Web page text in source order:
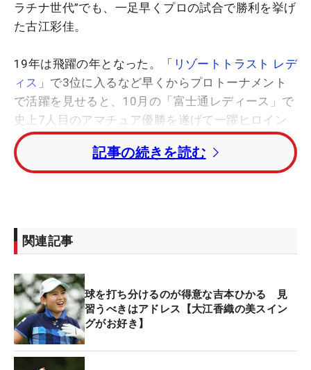
ラチナ世代”でも、一足早くプロの試合で勝利を挙げ
た古江彩佳。
19年は飛躍の年となった。「 リゾートトラスト レデ
ィス 」で3位に入るなど早くからプロトーナメント
で活躍を見せると、10月の「富士通レディース」で
史上7人目のアマチュア優勝を遂げて一躍ヒロイン
に。プロテスト免除で日本女子プロゴルフ協会に入
会、最終戦のメジャーでも2位に入るなど大活躍の1
年となった。
「LPGAツアーチャンピオンシップリコーカップ
でラウンド解説をしたとき。「切り返しがすごく上
「スイングがいいですよね。特に切り返しは絶品で
す。しっかりとタメができている。体は小さいです
が、うまくクラブを使っているなと思いました」
記事の続きを読む
関連記事
球を打ち分けるのが得意な吉本ひかる 見
習うべきはアドレス【大江香織の美スイン
グがお好き】